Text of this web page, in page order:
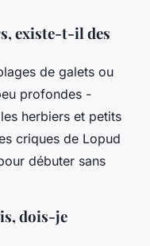
existe-t-il des
de galets ou
profondes -
herbiers et petits
criques de Lopud
débuter sans
dois-je